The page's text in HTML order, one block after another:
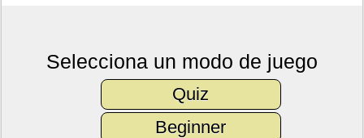
Selecciona un modo de juego
Quiz
Beginner